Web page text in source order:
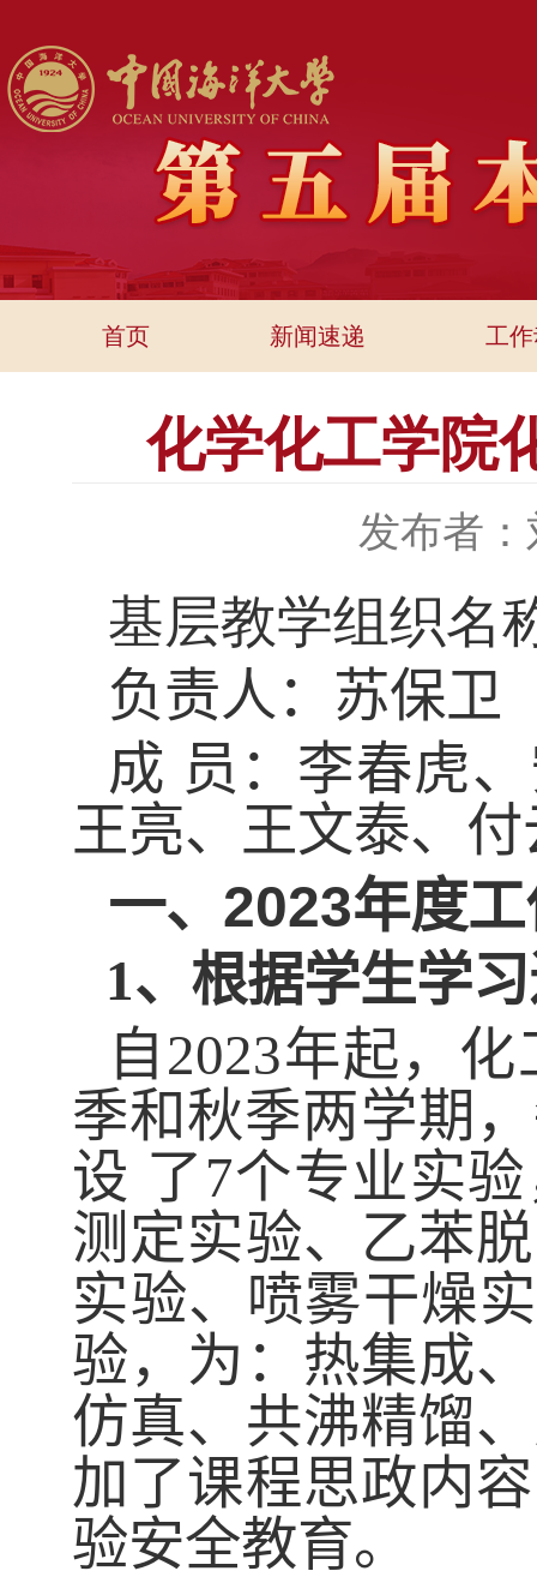
首页 新闻速递 工
化学化工学院
发布者：
基层教学组织名
负责人：苏保卫
成 员：李春虎
王亮、王文泰、
一、 2023年度
1、 根据学生学
自2023年起，
季和秋季两学期
设 了7个专业实
测定实验、乙苯
实验、喷雾干燥
验，为：热集成
仿真、共沸精馏
加了课程思政内容
验安全教育。